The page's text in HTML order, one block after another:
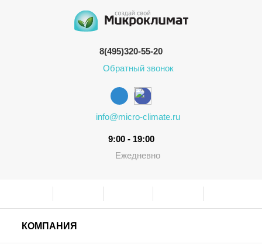
8(495)320-55-20
Обратный звонок
info@micro-climate.ru
9:00 - 19:00
Ежедневно
КОМПАНИЯ